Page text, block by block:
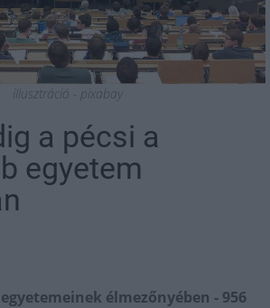
illusztráció - pixabay
a pécsi a
egyetem
élmezőnyében - 956